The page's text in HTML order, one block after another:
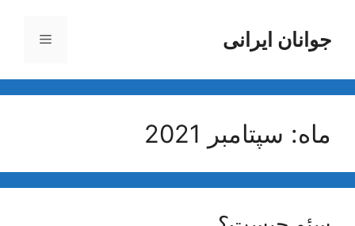
محتواجوانان ایرانی فهرست
ماه: سپتامبر 2021